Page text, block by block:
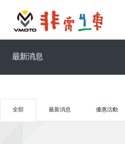
最新消息
全部 最新消息 優惠活動